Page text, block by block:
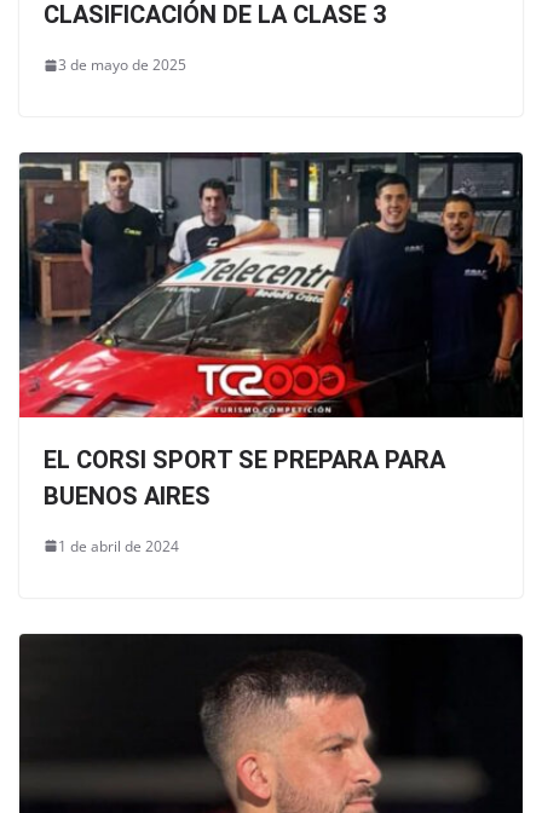
CLASIFICACIÓN DE LA CLASE 3
3 de mayo de 2025
EL CORSI SPORT SE PREPARA PARA
BUENOS AIRES
1 de abril de 2024